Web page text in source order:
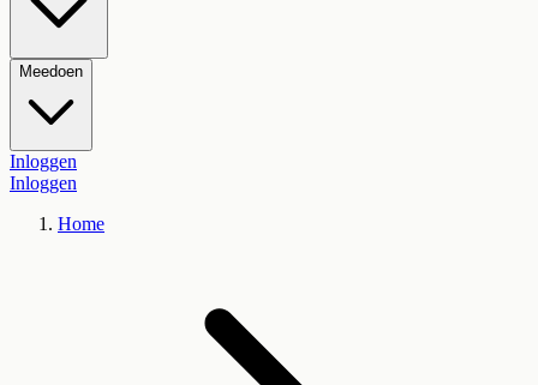
Meedoen
Inloggen
Inloggen
Home